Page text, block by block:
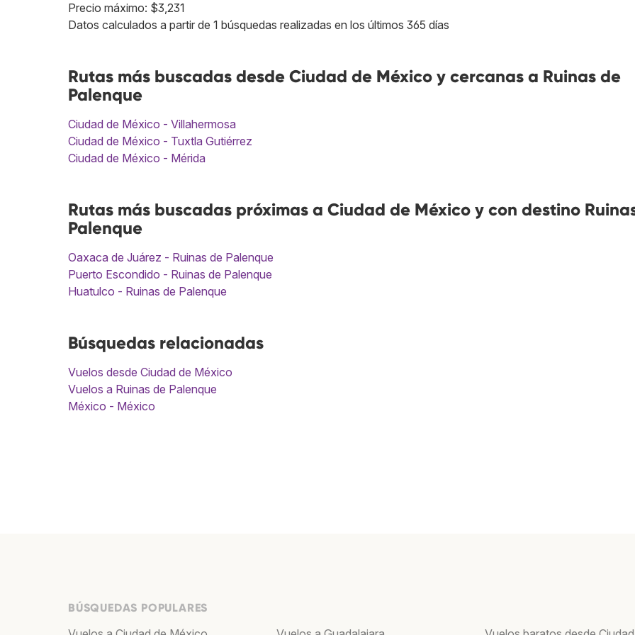
Precio máximo: $3,231
Datos calculados a partir de 1 búsquedas realizadas en los últimos 365 días
Rutas más buscadas desde Ciudad de México y cercanas a Ruinas de
Palenque
Ciudad de México - Villahermosa
Ciudad de México - Tuxtla Gutiérrez
Ciudad de México - Mérida
Rutas más buscadas próximas a Ciudad de México y con destino
Palenque
Oaxaca de Juárez - Ruinas de Palenque
Puerto Escondido - Ruinas de Palenque
Huatulco - Ruinas de Palenque
Búsquedas relacionadas
Vuelos desde Ciudad de México
Vuelos a Ruinas de Palenque
México - México
BÚSQUEDAS POPULARES